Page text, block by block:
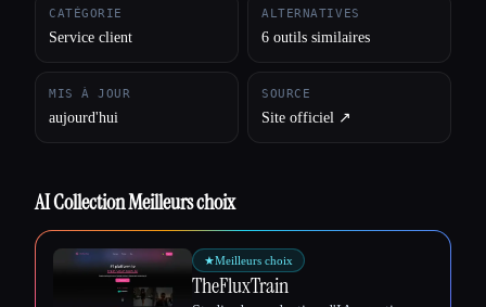
CATÉGORIE
Service client
ALTERNATIVES
6 outils similaires
MIS À JOUR
aujourd'hui
SOURCE
Site officiel ↗︎
AI Collection Meilleurs choix
★Meilleurs choix
TheFluxTrain